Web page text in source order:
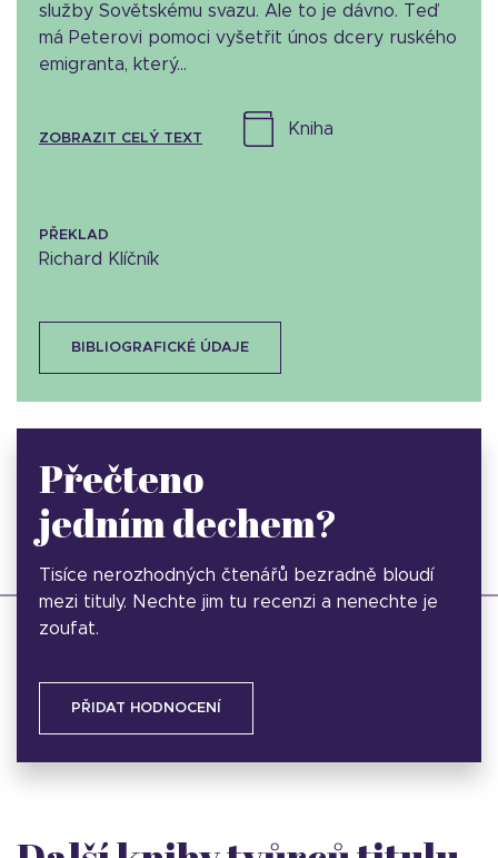
služby Sovětskému svazu. Ale to je dávno. Teď
má Peterovi pomoci vyšetřit únos dcery ruského
emigranta, který...
ZOBRAZIT CELÝ TEXT
kniha
PŘEKLAD
Richard Klíčník
BIBLIOGRAFICKÉ ÚDAJE
Přečteno
jedním dechem?
Tisíce nerozhodných čtenářů bezradně bloudí
mezi tituly. Nechte jim tu recenzi a nenechte je
zoufat.
PŘIDAT HODNOCENÍ